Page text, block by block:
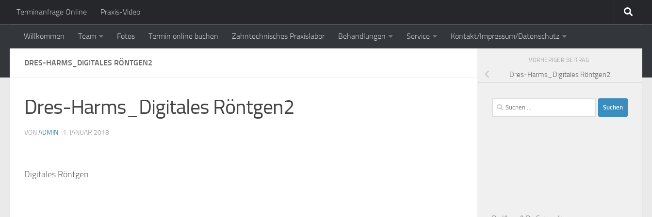
Zum Inhalt springen
Terminanfrage Online Praxis-Video
Willkommen Team Fotos Termin online buchen Zahntechnisches Praxislabor Behandlungen Service Kontakt/Impressum/Datenschutz
DRES-HARMS_DIGITALES RÖNTGEN2
Dres-Harms_Digitales Röntgen2
VON ADMIN · 1. JANUAR 2018
Digitales Röntgen
VORHERIGER BEITRAG
Dres-Harms_Digitales Röntgen2
Suchen
nach: